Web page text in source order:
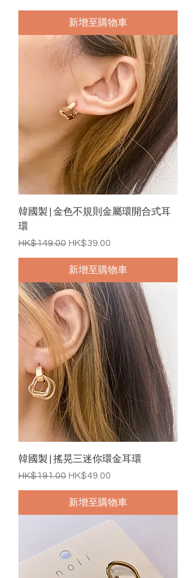
新增至購物車
韓國製 | 金色不規則金屬環開合式耳
環
一般價格
HK$149.00 促銷價格
HK$39.00
新增至購物車
韓國製 | 搖晃三迷你環金耳環
一般價格
HK$191.00 促銷價格
HK$49.00
新增至購物車